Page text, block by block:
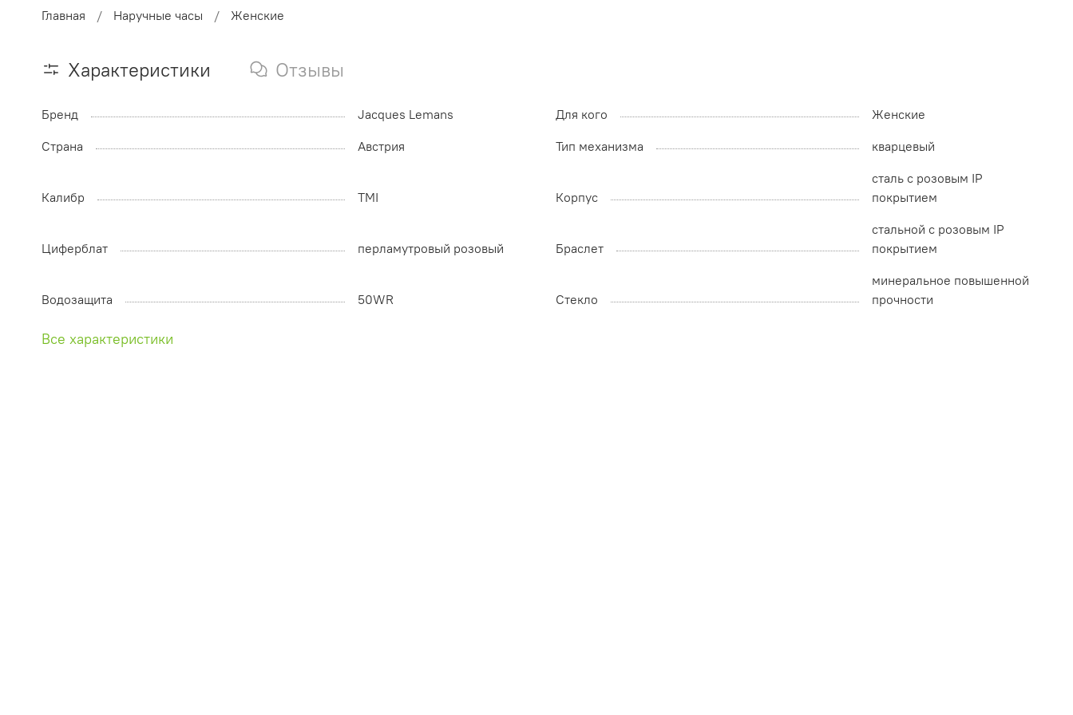
Главная Наручные часы Женские
Характеристики Отзывы
Бренд Jacques Lemans Для кого
Женские
Страна
Австрия Тип механизма кварцевый
Калибр TMI Корпус
сталь с розовым IP
покрытием
Циферблат перламутровый розовый Браслет
стальной с розовым IP
покрытием
Водозащита 50WR Стекло
минеральное повышенной
прочности
Все характеристики